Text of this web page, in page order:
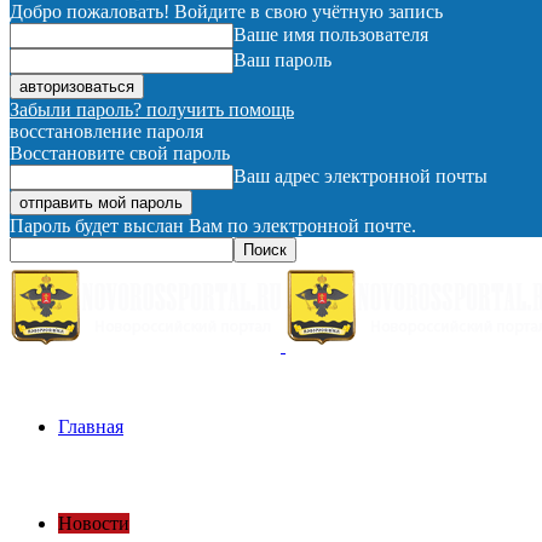
Добро пожаловать! Войдите в свою учётную запись
Ваше имя пользователя
Ваш пароль
Забыли пароль? получить помощь
восстановление пароля
Восстановите свой пароль
Ваш адрес электронной почты
Пароль будет выслан Вам по электронной почте.
Главная
Новости